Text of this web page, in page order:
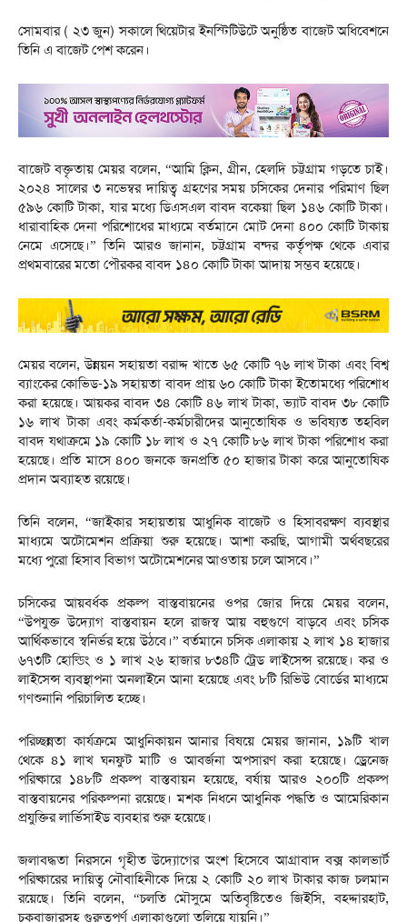
সোমবার ( ২৩ জুন) সকালে থিয়েটার ইনস্টিটিউটে অনুষ্ঠিত বাজেট অধিবেশনে
তিনি এ বাজেট পেশ করেন।
বাজেট বক্তৃতায় মেয়র বলেন, “আমি ক্লিন, গ্রীন, হেলদি চট্টগ্রাম গড়তে চাই।
২০২৪ সালের ৩ নভেম্বর দায়িত্ব গ্রহণের সময় চসিকের দেনার পরিমাণ ছিল
৫৯৬ কোটি টাকা, যার মধ্যে ডিএসএল বাবদ বকেয়া ছিল ১৪৬ কোটি টাকা।
ধারাবাহিক দেনা পরিশোধের মাধ্যমে বর্তমানে মোট দেনা ৪০০ কোটি টাকায়
নেমে এসেছে।” তিনি আরও জানান, চট্টগ্রাম বন্দর কর্তৃপক্ষ থেকে এবার
প্রথমবারের মতো পৌরকর বাবদ ১৪০ কোটি টাকা আদায় সম্ভব হয়েছে।
মেয়র বলেন, উন্নয়ন সহায়তা বরাদ্দ খাতে ৬৫ কোটি ৭৬ লাখ টাকা এবং বিশ্ব
ব্যাংকের কোভিড-১৯ সহায়তা বাবদ প্রায় ৬০ কোটি টাকা ইতোমধ্যে পরিশোধ
করা হয়েছে। আয়কর বাবদ ৩৪ কোটি ৪৬ লাখ টাকা, ভ্যাট বাবদ ৩৮ কোটি
১৬ লাখ টাকা এবং কর্মকর্তা-কর্মচারীদের আনুতোষিক ও ভবিষ্যত তহবিল
বাবদ যথাক্রমে ১৯ কোটি ১৮ লাখ ও ২৭ কোটি ৮৬ লাখ টাকা পরিশোধ করা
হয়েছে। প্রতি মাসে ৪০০ জনকে জনপ্রতি ৫০ হাজার টাকা করে আনুতোষিক
প্রদান অব্যাহত রয়েছে।
তিনি বলেন, “জাইকার সহায়তায় আধুনিক বাজেট ও হিসাবরক্ষণ ব্যবস্থার
মাধ্যমে অটোমেশন প্রক্রিয়া শুরু হয়েছে। আশা করছি, আগামী অর্থবছরের
মধ্যে পুরো হিসাব বিভাগ অটোমেশনের আওতায় চলে আসবে।”
চসিকের আয়বর্ধক প্রকল্প বাস্তবায়নের ওপর জোর দিয়ে মেয়র বলেন,
“উপযুক্ত উদ্যোগ বাস্তবায়ন হলে রাজস্ব আয় বহুগুণে বাড়বে এবং চসিক
আর্থিকভাবে স্বনির্ভর হয়ে উঠবে।” বর্তমানে চসিক এলাকায় ২ লাখ ১৪ হাজার
৬৭৩টি হোল্ডিং ও ১ লাখ ২৬ হাজার ৮৩৪টি ট্রেড লাইসেন্স রয়েছে। কর ও
লাইসেন্স ব্যবস্থাপনা অনলাইনে আনা হয়েছে এবং ৮টি রিভিউ বোর্ডের মাধ্যমে
গণশুনানি পরিচালিত হচ্ছে।
পরিচ্ছন্নতা কার্যক্রমে আধুনিকায়ন আনার বিষয়ে মেয়র জানান, ১৯টি খাল
থেকে ৪১ লাখ ঘনফুট মাটি ও আবর্জনা অপসারণ করা হয়েছে। ড্রেনেজ
পরিষ্কারে ১৪৮টি প্রকল্প বাস্তবায়ন হয়েছে, বর্ষায় আরও ২০০টি প্রকল্প
বাস্তবায়নের পরিকল্পনা রয়েছে। মশক নিধনে আধুনিক পদ্ধতি ও আমেরিকান
প্রযুক্তির লার্ভিসাইড ব্যবহার শুরু হয়েছে।
জলাবদ্ধতা নিরসনে গৃহীত উদ্যোগের অংশ হিসেবে আগ্রাবাদ বক্স কালভার্ট
পরিষ্কারের দায়িত্ব নৌবাহিনীকে দিয়ে ২ কোটি ২০ লাখ টাকার কাজ চলমান
রয়েছে। তিনি বলেন, “চলতি মৌসুমে অতিবৃষ্টিতেও জিইসি, বহদ্দারহাট,
চকবাজারসহ গুরুত্বপূর্ণ এলাকাগুলো তলিয়ে যায়নি।”